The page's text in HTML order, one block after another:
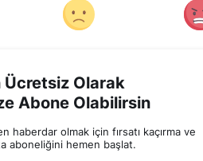
Ücretsiz Olarak
Abone Olabilirsin
haberdar olmak için fırsatı kaçırma ve
aboneliğini hemen başlat.